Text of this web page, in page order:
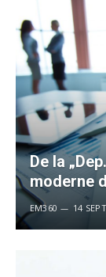
De la
moderne
EM360 14